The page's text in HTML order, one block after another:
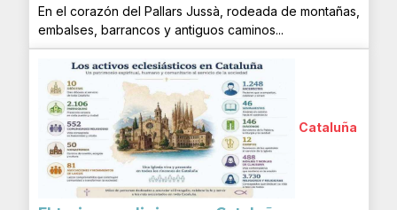
En el corazón del Pallars Jussà, rodeada de montañas,
embalses, barrancos y antiguos caminos...
Cataluña